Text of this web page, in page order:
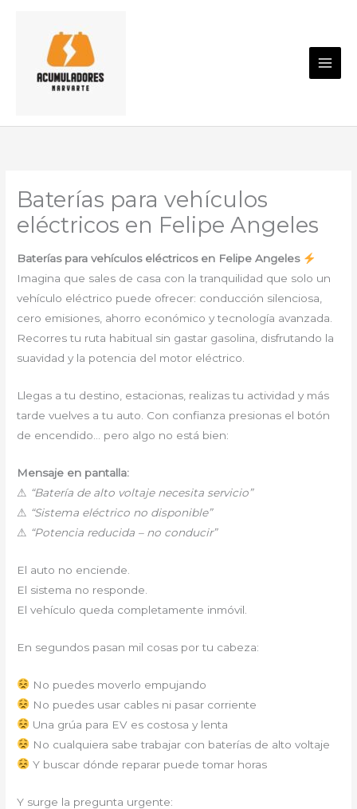
contenido
Baterías para vehículos
eléctricos en Felipe Angeles
Baterías para vehículos eléctricos en Felipe Angeles
Imagina que sales de casa con la tranquilidad que solo un
vehículo eléctrico puede ofrecer: conducción silenciosa,
cero emisiones, ahorro económico y tecnología avanzada.
Recorres tu ruta habitual sin gastar gasolina, disfrutando la
suavidad y la potencia del motor eléctrico.
Llegas a tu destino, estacionas, realizas tu actividad y más
tarde vuelves a tu auto. Con confianza presionas el botón
de encendido… pero algo no está bien:
Mensaje en pantalla:
⚠ “Batería de alto voltaje necesita servicio”
⚠ “Sistema eléctrico no disponible”
⚠ “Potencia reducida – no conducir”
El auto no enciende.
El sistema no responde.
El vehículo queda completamente inmóvil.
En segundos pasan mil cosas por tu cabeza:
No puedes moverlo empujando
No puedes usar cables ni pasar corriente
Una grúa para EV es costosa y lenta
No cualquiera sabe trabajar con baterías de alto voltaje
Y buscar dónde reparar puede tomar horas
Y surge la pregunta urgente: